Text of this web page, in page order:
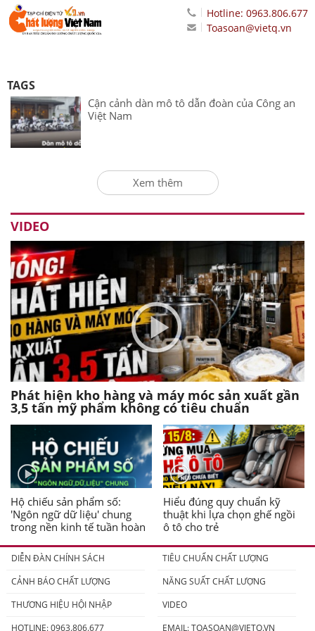
Hotline: 0963.806.677
Toasoan@vietq.vn
TAGS
Cận cảnh dàn mô tô dẫn đoàn của Công an
Việt Nam
Xem thêm
VIDEO
Phát hiện kho hàng và máy móc sản xuất gần
3,5 tấn mỹ phẩm không có tiêu chuẩn
Hộ chiếu sản phẩm số:
'Ngôn ngữ dữ liệu' chung
trong nền kinh tế tuần hoàn
Hiểu đúng quy chuẩn kỹ
thuật khi lựa chọn ghế ngồi
ô tô cho trẻ
DIỄN ĐÀN CHÍNH SÁCH
TIÊU CHUẨN CHẤT LƯỢNG
CẢNH BÁO CHẤT LƯỢNG
NĂNG SUẤT CHẤT LƯỢNG
THƯƠNG HIỆU HỘI NHẬP
VIDEO
HOTLINE: 0963.806.677
EMAIL:TOASOAN@VIETQ.VN